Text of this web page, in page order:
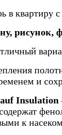
в квартиру
рисунок,
и
Insulation
к